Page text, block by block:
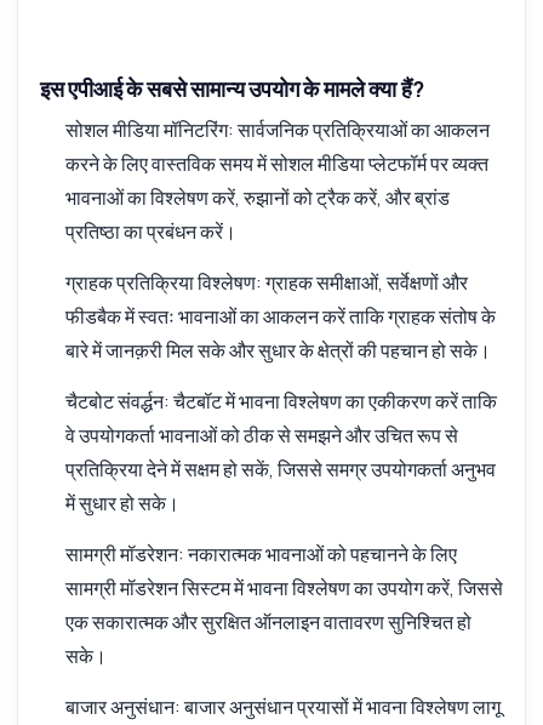
इस एपीआई के सबसे सामान्य उपयोग के मामले क्या हैं?
सोशल मीडिया मॉनिटरिंग: सार्वजनिक प्रतिक्रियाओं का आकलन
करने के लिए वास्तविक समय में सोशल मीडिया प्लेटफॉर्म पर व्यक्त
भावनाओं का विश्लेषण करें, रुझानों को ट्रैक करें, और ब्रांड
प्रतिष्ठा का प्रबंधन करें।
ग्राहक प्रतिक्रिया विश्लेषण: ग्राहक समीक्षाओं, सर्वेक्षणों और
फीडबैक में स्वतः भावनाओं का आकलन करें ताकि ग्राहक संतोष के
बारे में जानक़री मिल सके और सुधार के क्षेत्रों की पहचान हो सके।
चैटबोट संवर्द्धन: चैटबॉट में भावना विश्लेषण का एकीकरण करें ताकि
वे उपयोगकर्ता भावनाओं को ठीक से समझने और उचित रूप से
प्रतिक्रिया देने में सक्षम हो सकें, जिससे समग्र उपयोगकर्ता अनुभव
में सुधार हो सके।
सामग्री मॉडरेशन: नकारात्मक भावनाओं को पहचानने के लिए
सामग्री मॉडरेशन सिस्टम में भावना विश्लेषण का उपयोग करें, जिससे
एक सकारात्मक और सुरक्षित ऑनलाइन वातावरण सुनिश्चित हो
सके।
बाजार अनुसंधान: बाजार अनुसंधान प्रयासों में भावना विश्लेषण लागू